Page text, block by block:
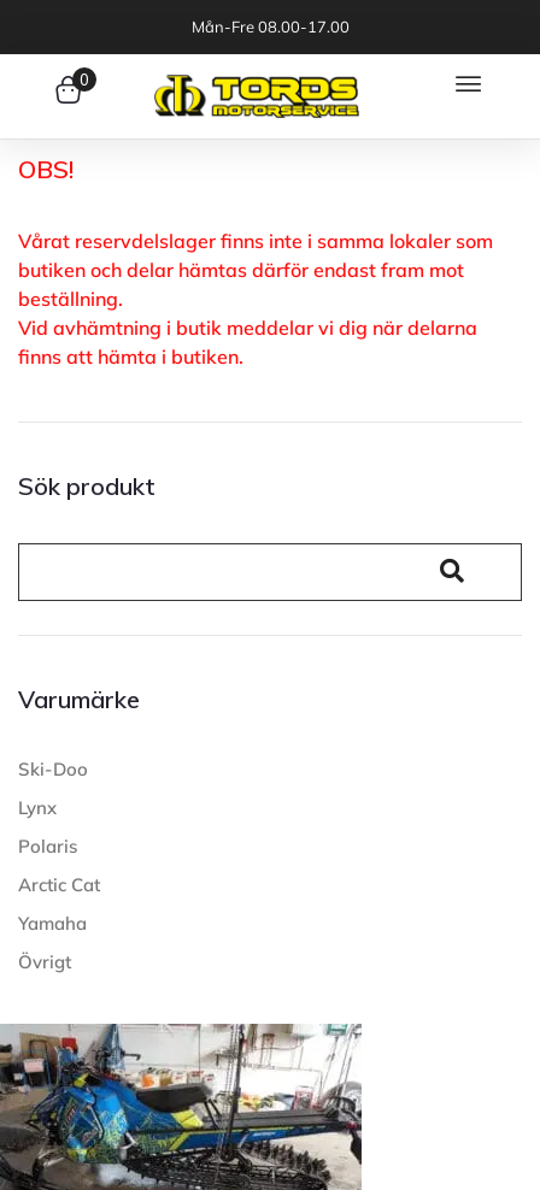
Mån-Fre 08.00-17.00
0
OBS!
Vårat reservdelslager finns inte i samma lokaler som
butiken och delar hämtas därför endast fram mot
beställning.
Vid avhämtning i butik meddelar vi dig när delarna
finns att hämta i butiken.
Sök produkt
Varumärke
Ski-Doo
Lynx
Polaris
Arctic Cat
Yamaha
Övrigt